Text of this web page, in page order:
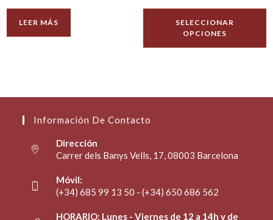
LEER MÁS
SELECCIONAR
OPCIONES
Información De Contacto
Dirección
Carrer dels Banys Vells, 17, 08003 Barcelona
Móvil:
(+34) 685 99 13 50 - (+34) 650 686 562
HORARIO: Lunes - Viernes de 12 a 14h y de